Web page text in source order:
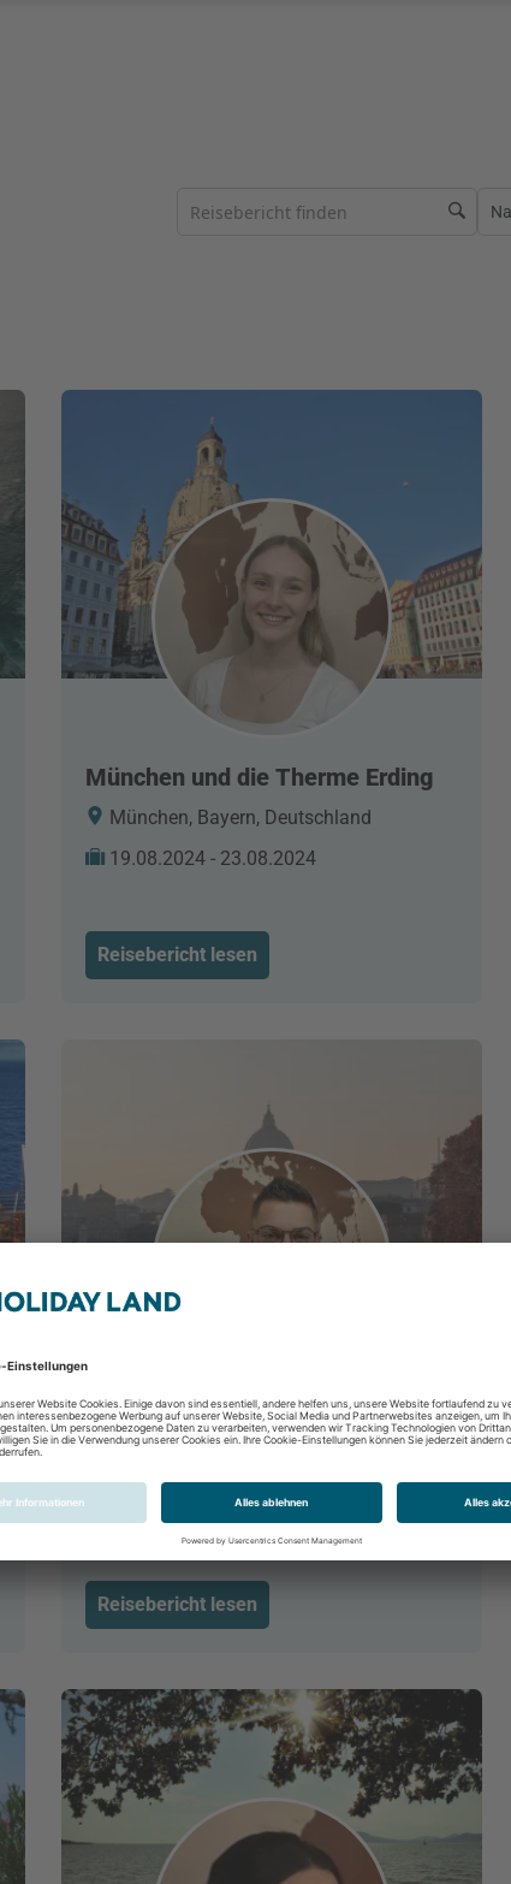
München und die Therme Erding
München, Bayern, Deutschland
19.08.2024 - 23.08.2024
Reisebericht lesen
Rom- die ewige Stadt
Reisebericht lesen